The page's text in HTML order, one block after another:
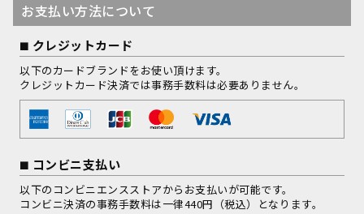
お支払い方法について
クレジットカード
以下のカードブランドをお使い頂けます。
クレジットカード決済では事務手数料は必要ありません。
コンビニ支払い
以下のコンビニエンスストアからお支払いが可能です。
コンビニ決済の事務手数料は一律440円（税込）となります。